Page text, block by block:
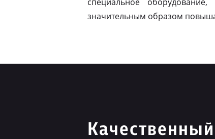
значительным образом